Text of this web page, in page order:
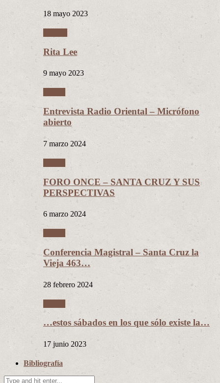
18 mayo 2023
Rita Lee
9 mayo 2023
Entrevista Radio Oriental – Micrófono
abierto
7 marzo 2024
FORO ONCE – SANTA CRUZ Y SUS
PERSPECTIVAS
6 marzo 2024
Conferencia Magistral – Santa Cruz la
Vieja 463…
28 febrero 2024
…estos sábados en los que sólo existe la…
17 junio 2023
Bibliografía